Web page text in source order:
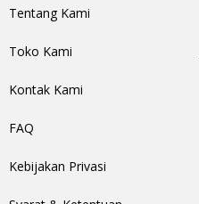
Tentang Kami
Toko Kami
Kontak Kami
FAQ
Kebijakan Privasi